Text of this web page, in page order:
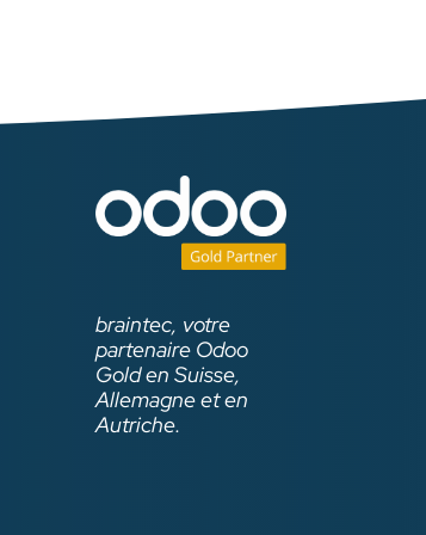
braintec, votre
partenaire Odoo
Gold en Suisse,
Allemagne et en
Autriche.